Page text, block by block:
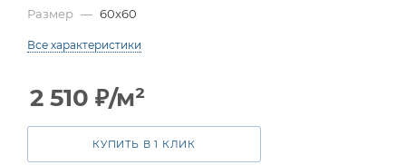
Размер — 60x60
Все характеристики
2 510 ₽/м²
КУПИТЬ В 1 КЛИК